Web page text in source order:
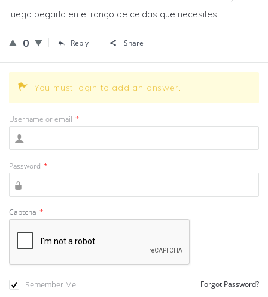
luego pegarla en el rango de celdas que necesites.
0 Reply Share
You must login to add an answer.
Username or email *
Password *
Captcha *
Remember Me! Forgot Password?